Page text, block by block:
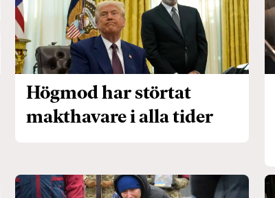
Högmod har störtat
makthavare i alla tider